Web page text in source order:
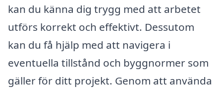
kan du känna dig trygg med att arbetet
utförs korrekt och effektivt. Dessutom
kan du få hjälp med att navigera i
eventuella tillstånd och byggnormer som
gäller för ditt projekt. Genom att använda